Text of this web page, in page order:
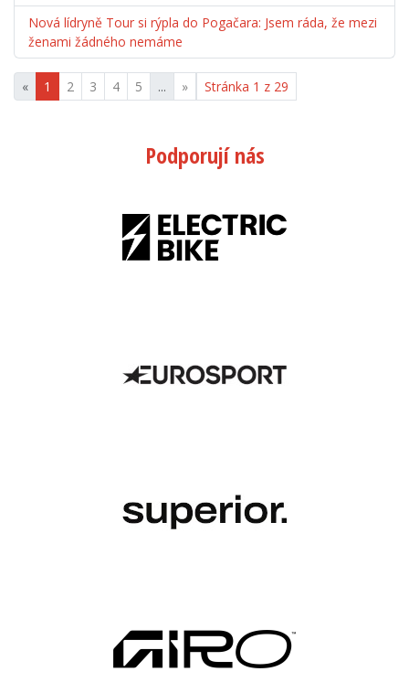
Nová lídryně Tour si rýpla do Pogačara: Jsem ráda, že mezi
ženami žádného nemáme
« 1 2 3 4 5 ... » Stránka 1 z 29
Podporují nás